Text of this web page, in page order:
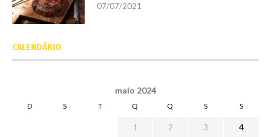
07/07/2021
CALENDÁRIO
maio 2024
D S T Q Q S S
1 2 3 4